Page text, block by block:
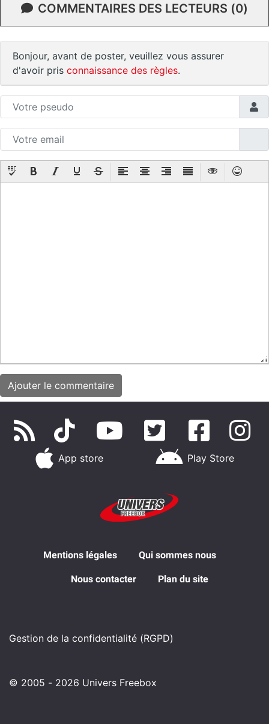
COMMENTAIRES DES LECTEURS (0)
Bonjour, avant de poster, veuillez vous assurer
d'avoir pris connaissance des règles.
App store Play Store
Mentions légales Qui sommes nous
Nous contacter Plan du site
Gestion de la confidentialité (RGPD)
© 2005 - 2026 Univers Freebox